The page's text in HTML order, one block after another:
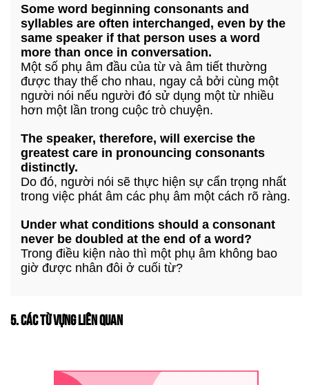
Some word beginning consonants and
syllables are often interchanged, even by the
same speaker if that person uses a word
more than once in conversation.
Một số phụ âm đầu của từ và âm tiết thường
được thay thế cho nhau, ngay cả bởi cùng một
người nói nếu người đó sử dụng một từ nhiều
hơn một lần trong cuộc trò chuyện.
The speaker, therefore, will exercise the
greatest care in pronouncing consonants
distinctly.
Do đó, người nói sẽ thực hiện sự cẩn trọng nhất
trong việc phát âm các phụ âm một cách rõ ràng.
Under what conditions should a consonant
never be doubled at the end of a word?
Trong điều kiện nào thì một phụ âm không bao
giờ được nhân đôi ở cuối từ?
5. CÁC TỪ VỰNG LIÊN QUAN